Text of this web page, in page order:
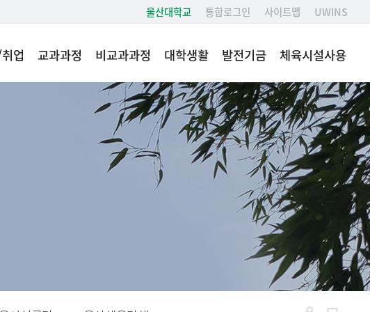
울산대학교 통합로그인 사이트맵 UWINS
업 교과과정 비교과과정 대학생활 발전기금 체육시설사용